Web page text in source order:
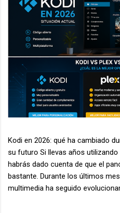
Kodi en 2026: qué ha cambiado
su futuro Si llevas años
habrás dado cuenta de que el
bastante. Durante los últimos
multimedia ha seguido